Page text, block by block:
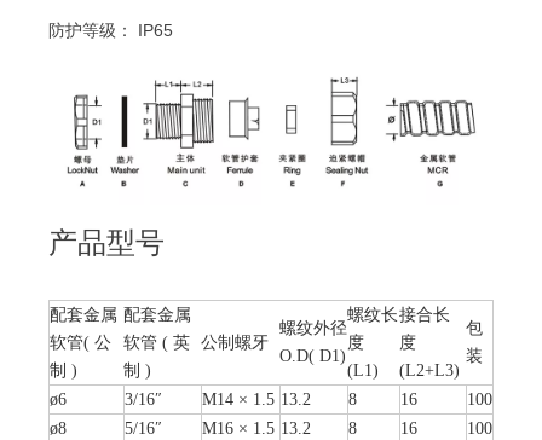
防护等级： IP65
产品型号
配套金属
软管( 公
制 )
配套金属
软管 ( 英
制 )
公制螺牙
螺纹外径
O.D( D1)
螺纹长
度
(L1)
接合长
度
(L2+L3)
包
装
ø6 3/16″ M14 × 1.5 13.2 8 16
100
ø8
5/16″ M16 × 1.5 13.2 8 16
100